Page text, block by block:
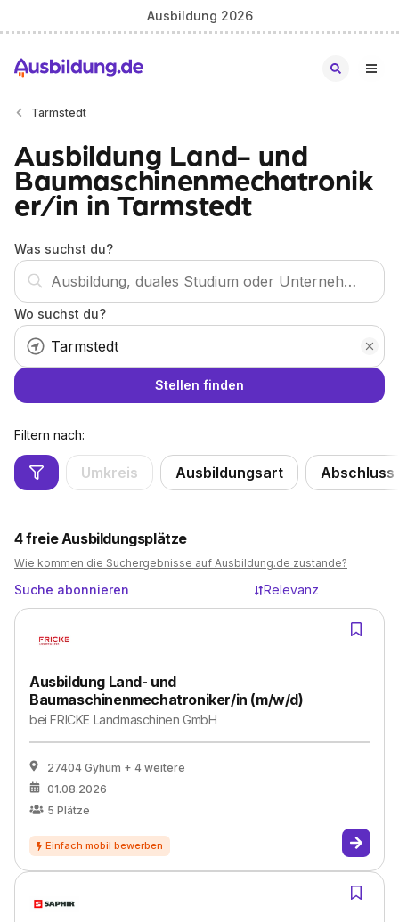
Ausbildung 2026
Tarmstedt
Ausbildung Land- und
Baumaschinenmechatronik
er/in in Tarmstedt
Was suchst du?
Wo suchst du?
Stellen finden
Filtern nach:
Umkreis Ausbildungsart Abschluss
4freie Ausbildungsplätze
Wie kommen die Suchergebnisse auf Ausbildung.de zustande?
Suche abonnieren Relevanz
Ausbildung Land- und
Baumaschinenmechatroniker/in (m/w/d)
beiFRICKE Landmaschinen GmbH
27404 Gyhum + 4 weitere
01.08.2026
5 Plätze